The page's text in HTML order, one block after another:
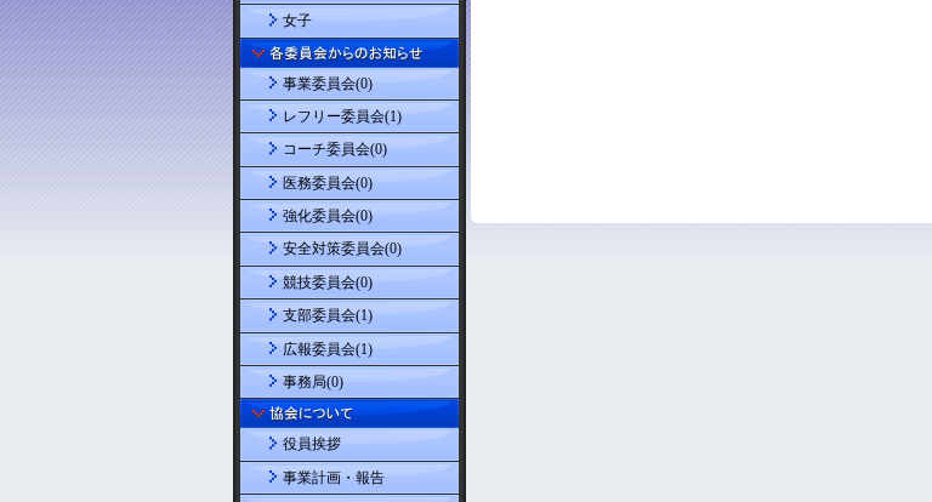
女子
事業委員会(0)
レフリー委員会(1)
コーチ委員会(0)
医務委員会(0)
強化委員会(0)
安全対策委員会(0)
競技委員会(0)
支部委員会(1)
広報委員会(1)
事務局(0)
役員挨拶
事業計画・報告